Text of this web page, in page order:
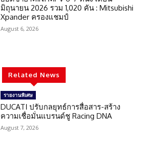
มิถุนายน 2026 รวม 1,020 คัน : Mitsubishi
Xpander ครองแชมป์
August 6, 2026
Related News
รายงานพิเศษ
DUCATI ปรับกลยุทธ์การสื่อสาร-สร้าง
ความเชื่อมั่นแบรนด์ชู Racing DNA
August 7, 2026